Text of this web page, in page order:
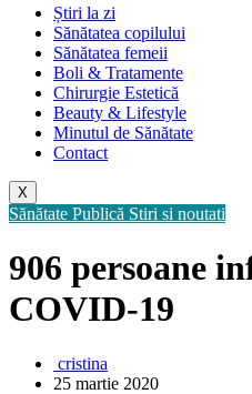
Știri la zi
Sănătatea copilului
Sănătatea femeii
Boli & Tratamente
Chirurgie Estetică
Beauty & Lifestyle
Minutul de Sănătate
Contact
X
Sănătate Publică Stiri si noutati
906 persoane
COVID-19
cristina
25 martie 2020